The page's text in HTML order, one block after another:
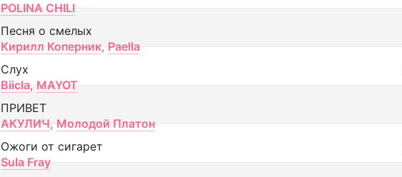
POLINA CHILI
Песня о смелых
Кирилл Коперник, Paella
Слух
Biicla, MAYOT
ПРИВЕТ
АКУЛИЧ, Молодой Платон
Ожоги от сигарет
Sula Fray